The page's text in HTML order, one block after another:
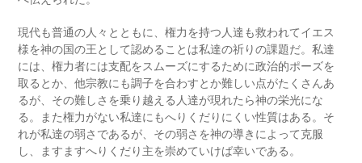
現代も普通の人々とともに、権力を持つ人達も救われてイエス
様を神の国の王として認めることは私達の祈りの課題だ。私達
には、権力者には支配をスムーズにするために政治的ポーズを
取るとか、他宗教にも調子を合わすとか難しい点がたくさんあ
るが、その難しさを乗り越える人達が現れたら神の栄光にな
る。また権力がない私達にもへりくだりにくい性質はある。そ
れが私達の弱さであるが、その弱さを神の導きによって克服
し、ますますへりくだり主を崇めていけば幸いである。